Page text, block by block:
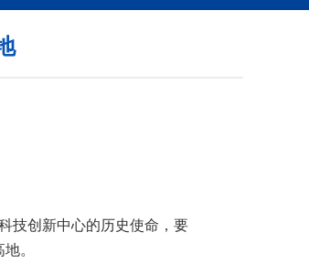
技创新中心的历史使命，要
。